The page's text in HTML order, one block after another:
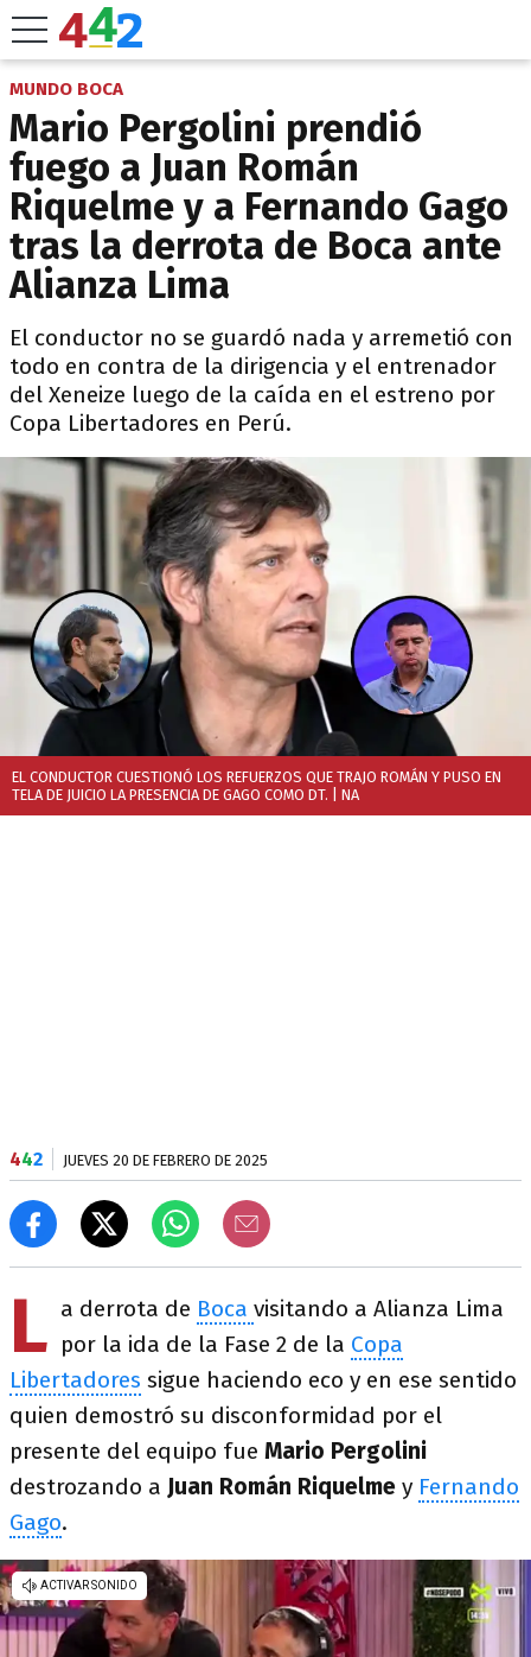
MUNDO BOCA
Mario Pergolini prendió
fuego a Juan Román
Riquelme y a Fernando Gago
tras la derrota de Boca ante
Alianza Lima
El conductor no se guardó nada y arremetió con
todo en contra de la dirigencia y el entrenador
del Xeneize luego de la caída en el estreno por
Copa Libertadores en Perú.
EL CONDUCTOR CUESTIONÓ LOS REFUERZOS QUE TRAJO ROMÁN Y PUSO EN
TELA DE JUICIO LA PRESENCIA DE GAGO COMO DT. | NA
442 JUEVES 20 DE FEBRERO DE 2025
L a derrota de Boca visitando a Alianza Lima
por la ida de la Fase 2 de la Copa
Libertadores sigue haciendo eco y en ese sentido
quien demostró su disconformidad por el
presente del equipo fue Mario Pergolini
destrozando a Juan Román Riquelme y Fernando
Gago.